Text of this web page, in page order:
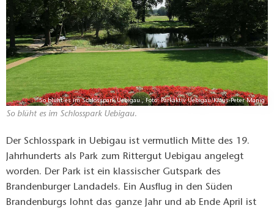
So blüht es im Schlosspark Uebigau., Foto: Parkaktiv Uebigau/Klaus-Peter Manig
So blüht es im Schlosspark Uebigau.
Der Schlosspark in Uebigau ist vermutlich Mitte des 19.
Jahrhunderts als Park zum Rittergut Uebigau angelegt
worden. Der Park ist ein klassischer Gutspark des
Brandenburger Landadels. Ein Ausflug in den Süden
Brandenburgs lohnt das ganze Jahr und ab Ende April ist